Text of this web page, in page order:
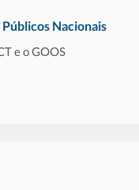
Nacionais
e o GOOS